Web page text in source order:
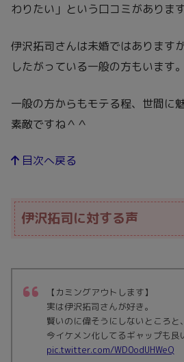
わりたい」という口コミがあります
伊沢拓司さんは未婚ではあります
したがっている一般の方もいます。
一般の方からもモテる程、世間に
素敵ですね＾＾
目次へ戻る
伊沢拓司に対する声
【カミングアウトします】
実は伊沢拓司さんが好き。
賢いのに偉そうにしないところと
今イケメン化してるギャップも良
pic.twitter.com/WD0odUHWeQ